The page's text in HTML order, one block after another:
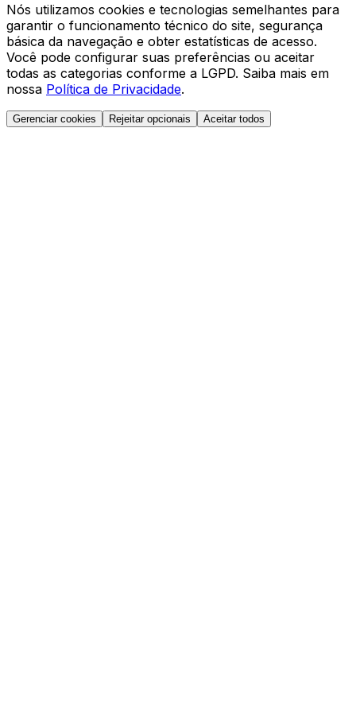
Nós utilizamos cookies e tecnologias semelhantes para
garantir o funcionamento técnico do site, segurança
básica da navegação e obter estatísticas de acesso.
Você pode configurar suas preferências ou aceitar
todas as categorias conforme a LGPD. Saiba mais em
nossa Política de Privacidade.
Gerenciar cookies Rejeitar opcionais Aceitar todos